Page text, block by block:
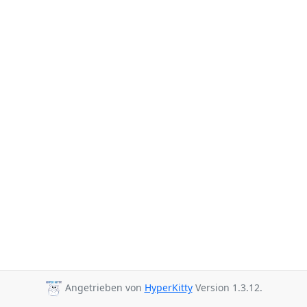
Angetrieben von HyperKittyVersion 1.3.12.